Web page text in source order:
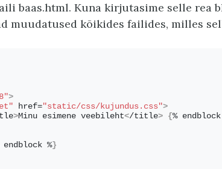
baas.html. Kuna kirjutasime selle rea
muudatused kõikides failides, milles
>
href="static/css/kujundus.css">
>Minu esimene veebileht</title> {% endblock
endblock %}